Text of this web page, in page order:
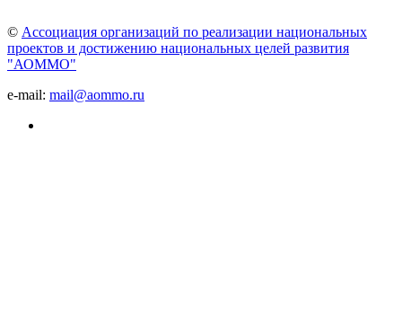
© Ассоциация организаций по реализации национальных
проектов и достижению национальных целей развития
"АОММО"
e-mail: mail@aommo.ru